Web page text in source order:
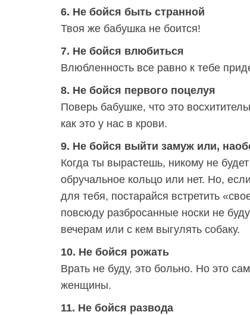
6. Не бойся быть странной
Твоя же бабушка не боится!
7. Не бойся влюбиться
Влюбленность все равно к тебе
8. Не бойся первого поцелуя
Поверь бабушке, что это
как это у нас в крови.
9. Не бойся выйти замуж или,
Когда ты вырастешь, никому не
обручальное кольцо или нет. Но,
для тебя, постарайся встретить
повсюду разбросанные носки не
вечерам или с кем выгулять собаку.
10. Не бойся рожать
Врать не буду, это больно. Но это
женщины.
11. Не бойся развода